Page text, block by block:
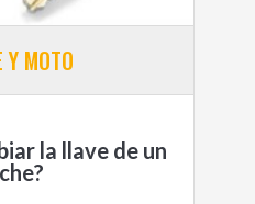
Y MOTO
la llave de un